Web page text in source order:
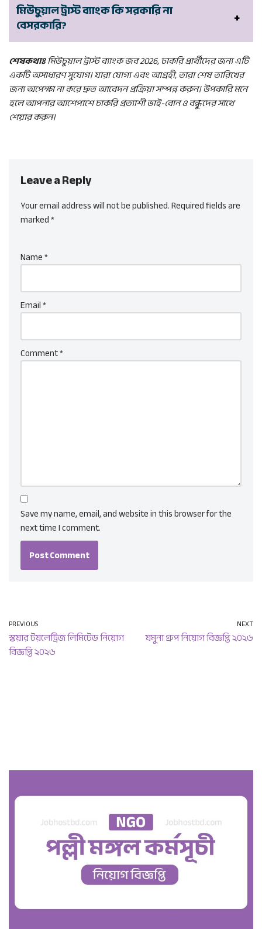
মিউচুয়াল ট্রাস্ট ব্যাংক কি সরকারি না
বেসরকারি?
শেষকথাঃমিউচুয়াল ট্রাস্ট ব্যাংক জব 2026, চাকরি প্রার্থীদের জন্য এটি
একটি অসাধারণ সুযোগ। যারা যোগ্য এবং আগ্রহী, তারা শেষ তারিখের
জন্য অপেক্ষা না করে দ্রুত আবেদন প্রক্রিয়া সম্পন্ন করুন। উপকারি মনে
হলে আপনার আশেপাশে চাকরি প্রত্যাশী ভাই-বোন ও বন্ধুদের সাথে
শেয়ার করুন।
Leave a Reply
Your email address will not be published.Required fields are
marked*
Name*
Email*
Comment*
Save my name, email, and website in this browser for the
next time I comment.
PREVIOUS
স্কয়ার টয়লেট্রিজ লিমিটেড নিয়োগ
বিজ্ঞপ্তি ২০২৬
NEXT
যমুনা গ্রুপ নিয়োগ বিজ্ঞপ্তি ২০২৬